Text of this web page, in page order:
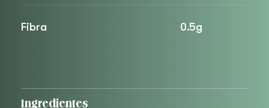
Fibra 0.5g
Ingredientes